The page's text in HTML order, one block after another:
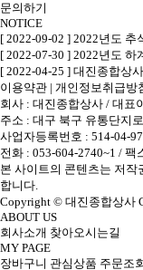
문의하기
NOTICE
[ 2022-09-02 ] 2022년도 추
[ 2022-07-30 ] 2022년도 하
[ 2022-04-25 ] 대진종합상
이용약관 | 개인정보취급방
회사 : 대진종합상사 / 대표
주소 : 대구 북구 유통단지
사업자등록번호 : 514-04-
전화 : 053-604-2740~1 / 팩
본 사이트의 콘텐츠는 저작
합니다.
Copyright © 대진종합상사
ABOUT US
회사소개 찾아오시는길
MY PAGE
장바구니 관심상품 주문조